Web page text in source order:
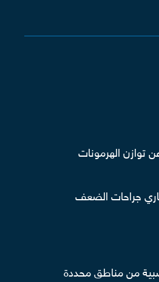
توازن الهرمونات
جراحات الضعف
من مناطق محددة